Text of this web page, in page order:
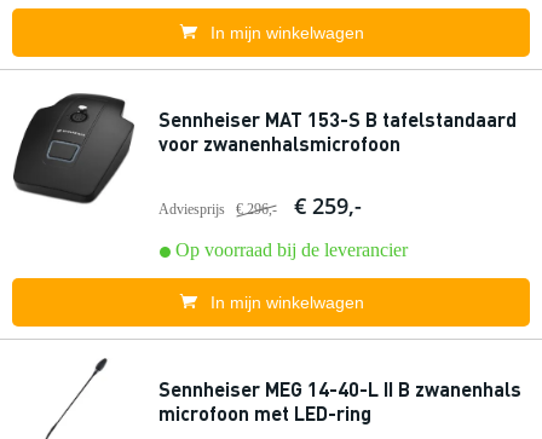
In mijn winkelwagen
Sennheiser MAT 153-S B tafelstandaard
voor zwanenhalsmicrofoon
Adviesprijs € 296,- € 259,-
Op voorraad bij de leverancier
In mijn winkelwagen
Sennheiser MEG 14-40-L II B zwanenhals
microfoon met LED-ring